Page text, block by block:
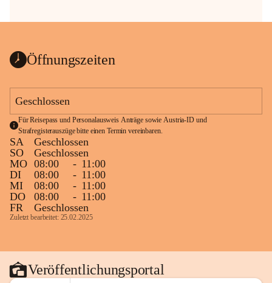
Öffnungszeiten
Geschlossen
Für Reisepass und Personalausweis Anträge sowie Austria-ID und
Strafregisterauszüge bitte einen Termin vereinbaren.
SA
Geschlossen
SO
Geschlossen
MO 08:00 - 11:00
DI
08:00 - 11:00
MI
08:00 - 11:00
DO
08:00 - 11:00
FR
Geschlossen
Zuletzt bearbeitet: 25.02.2025
Veröffentlichungsportal